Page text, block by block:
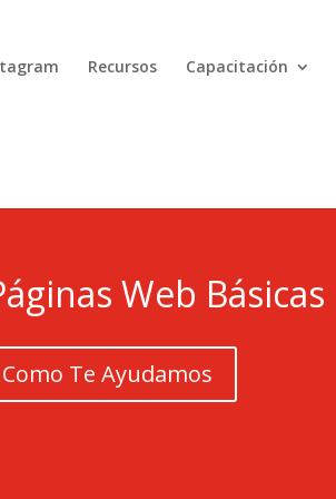
Recursos Capacitación
Web Básicas
Te Ayudamos